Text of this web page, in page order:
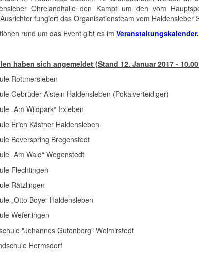
Ohrelandhalle den Kampf um den vom
fungiert das Organisationsteam vom Haldensleber
rund um das Event gibt es im Veranstaltungskalender.
haben sich angemeldet (Stand 12. Januar 2017 -
Rottmersleben
Gebrüder Alstein Haldensleben (Pokalverteidiger)
„Am Wildpark“ Irxleben
Erich Kästner Haldensleben
Beverspring Bregenstedt
„Am Wald“ Wegenstedt
Flechtingen
Rätzlingen
„Otto Boye“ Haldensleben
Weferlingen
"Johannes Gutenberg" Wolmirstedt
Hermsdorf